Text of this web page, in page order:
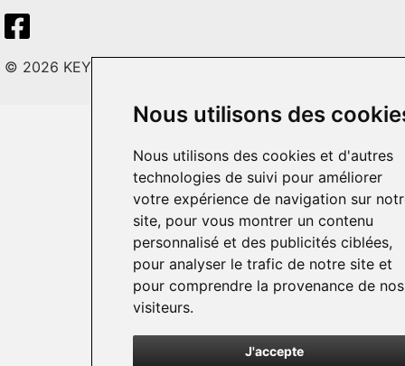
Nous utilisons des
Nous utilisons des cookies et d'autres
technologies de suivi pour améliorer
votre expérience de navigation sur
site, pour vous montrer un contenu
personnalisé et des publicités ciblées,
pour analyser le trafic de notre site et
pour comprendre la provenance de nos
visiteurs.
J'accepte
© 2026 KEY LITE. Tous droits réservés.